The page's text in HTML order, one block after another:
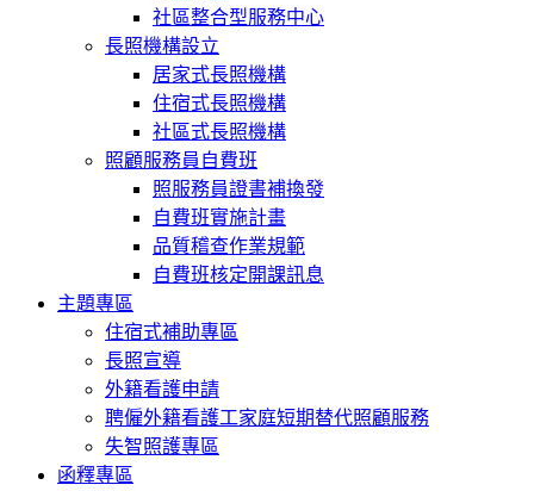
社區整合型服務中心
長照機構設立
居家式長照機構
住宿式長照機構
社區式長照機構
照顧服務員自費班
照服務員證書補換發
自費班實施計畫
品質稽查作業規範
自費班核定開課訊息
主題專區
住宿式補助專區
長照宣導
外籍看護申請
聘僱外籍看護工家庭短期替代照顧服務
失智照護專區
函釋專區